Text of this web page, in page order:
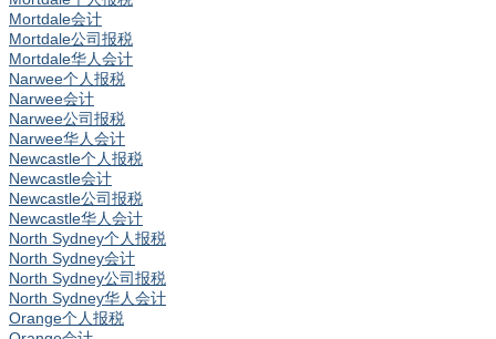
Mortdale会计
Mortdale公司报税
Mortdale华人会计
Narwee个人报税
Narwee会计
Narwee公司报税
Narwee华人会计
Newcastle个人报税
Newcastle会计
Newcastle公司报税
Newcastle华人会计
North Sydney个人报税
North Sydney会计
North Sydney公司报税
North Sydney华人会计
Orange个人报税